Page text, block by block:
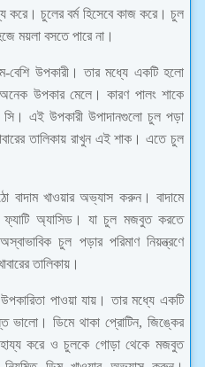
করে। চুলের বর্ম হিসেবে কাজ করে। চুল
ময়লা বসতে পারে না।
বেশি উপকারী। তার মধ্যে একটি হলো
উপকার মেলে। কারণ পালং শাকে
সি। এই উপকারী উপাদানগুলো চুল পড়া
তালিকায় রাখুন এই শাক। এতে চুল
বাদাম খাওয়ার অভ্যাস করুন। বাদামে
ফ্যাটি অ্যাসিড। যা চুল মজবুত করতে
চুল পড়ার পরিমাণ নিয়ন্ত্রণে
তালিকায়।
পাওয়া যায়। তার মধ্যে একটি
ডিমে থাকা প্রোটিন, জিঙ্কের
করে ও চুলকে গোড়া থেকে মজবুত